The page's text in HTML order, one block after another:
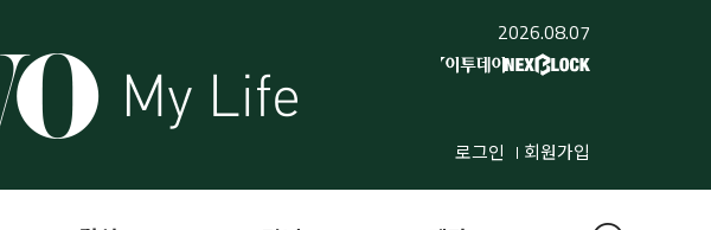
2026.08.07
로그인 회원가입